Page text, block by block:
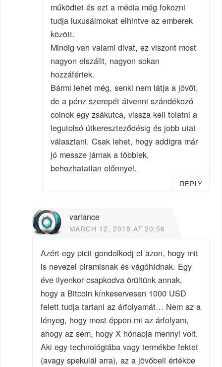
működtet és ezt a média még fokozni
tudja luxusálmokat elhintve az emberek
között.
Mindig van valami divat, ez viszont most
nagyon elszállt, nagyon sokan
hozzáfértek.
Bármi lehet még, senki nem látja a jövőt,
de a pénz szerepét átvenni szándékozó
coinok egy zsákutca, vissza kell tolatni a
legutolsó útkereszteződésig és jobb utat
választani. Csak lehet, hogy addigra már
jó messze járnak a többiek,
behozhatatlan előnnyel.
REPLY
variance
MARCH 12, 2018 AT 20:56
Azért egy picit gondolkodj el azon, hogy mit
is nevezel piramisnak és vágóhídnak. Egy
éve ilyenkor csapkodva örültünk annak,
hogy a Bitcoin kínkeservesen 1000 USD
felett tudja tartani az árfolyamát… Nem az a
lényeg, hogy most éppen mi az árfolyam,
ahogy az sem, hogy X hónapja mennyi volt.
Aki egy technológiába vagy termékbe fektet
(avagy spekulál arra), az a jövőbeli értékbe